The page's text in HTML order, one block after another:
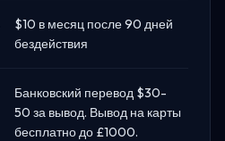
$10 в месяц после 90 дней
бездействия
Банковский перевод $30-
50 за вывод. Вывод на карты
бесплатно до £1000.